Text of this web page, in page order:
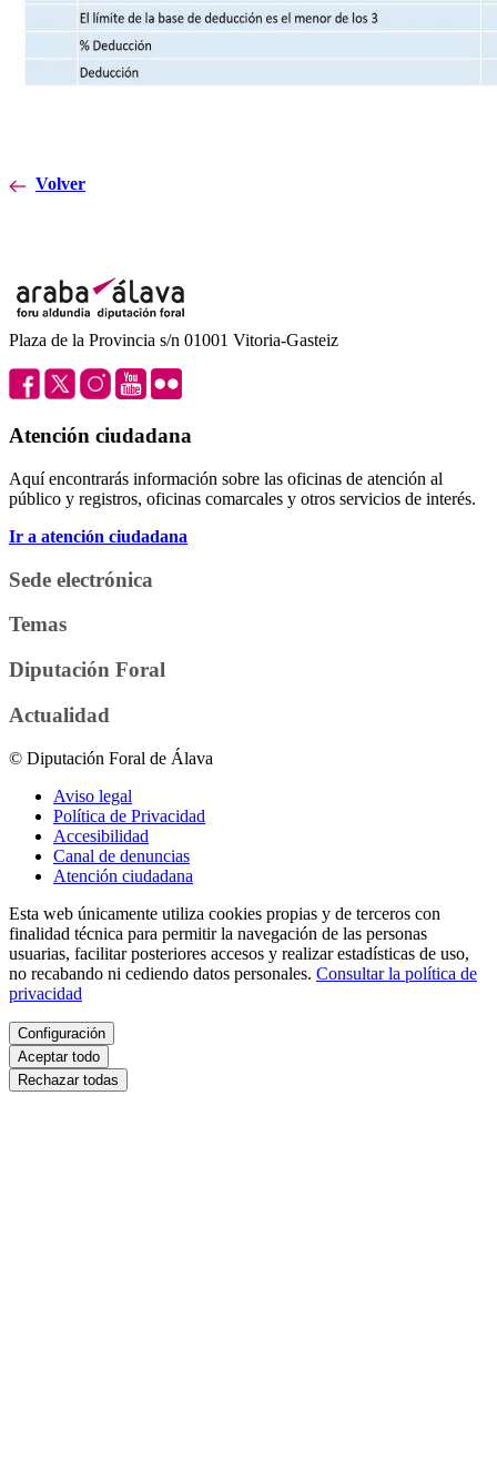
Volver
Plaza de la Provincia s/n 01001 Vitoria-Gasteiz
Atención ciudadana
Aquí encontrarás información sobre las oficinas de atención al
público y registros, oficinas comarcales y otros servicios de interés.
Ir a atención ciudadana
Sede electrónica
Temas
Diputación Foral
Actualidad
© Diputación Foral de Álava
Aviso legal
Política de Privacidad
Accesibilidad
Canal de denuncias
Atención ciudadana
Esta web únicamente utiliza cookies propias y de terceros con
finalidad técnica para permitir la navegación de las personas
usuarias, facilitar posteriores accesos y realizar estadísticas de uso,
no recabando ni cediendo datos personales. Consultar la política de
privacidad
Configuración
Aceptar todo
Rechazar todas